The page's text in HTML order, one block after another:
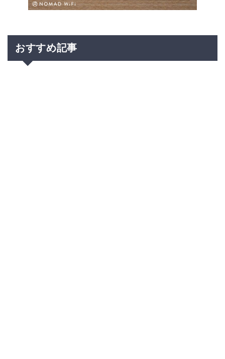
おすすめ記事